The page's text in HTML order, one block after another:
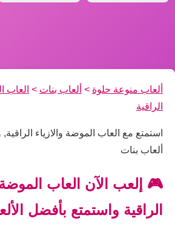
ألعاب منوعة حلوة > ألعاب بنات > العاب
الراقية
استمتع مع العاب الموضة والازياء
ألعاب بنات
🎮 إلعب الآن العاب الموضة
الراقية واستمتع بأفضل